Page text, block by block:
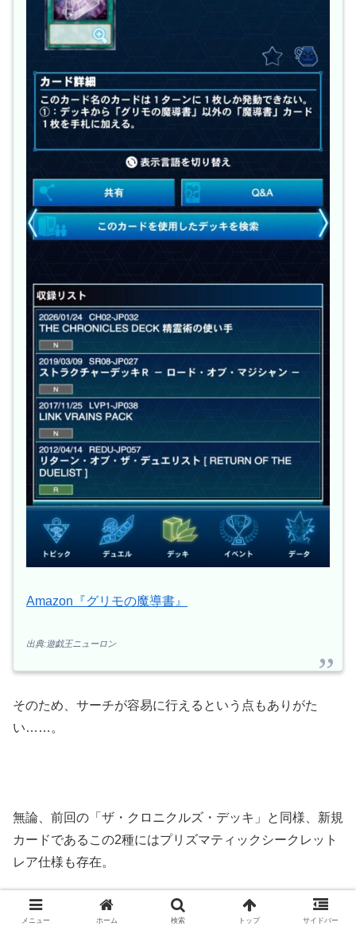
Amazon『グリモの魔導書』
出典:遊戯王ニューロン
そのため、サーチが容易に行えるという点もありがた
い……。
無論、前回の「ザ・クロニクルズ・デッキ」と同様、新規
カードであるこの2種にはプリズマティックシークレット
レア仕様も存在。
メニュー ホーム 検索 トップ サイドバー